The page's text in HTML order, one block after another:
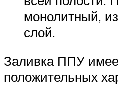
монолитный,
слой.
Заливка ППУ
положительных